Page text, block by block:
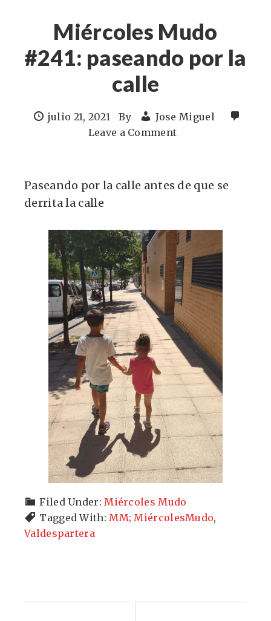
Miércoles Mudo
#241: paseando por la
calle
julio 21, 2021 By
Jose Miguel
Leave a Comment
Paseando por la calle antes de que se
derrita la calle
Filed Under:Miércoles Mudo
Tagged With:MM; MiércolesMudo,
Valdespartera